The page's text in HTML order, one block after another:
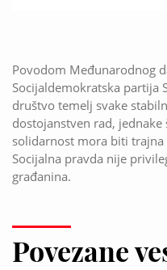
Povodom Međunarodnog
Socijaldemokratska partija
društvo temelj svake
dostojanstven rad,
solidarnost mora biti trajna
Socijalna pravda nije
građanina.
Povezane